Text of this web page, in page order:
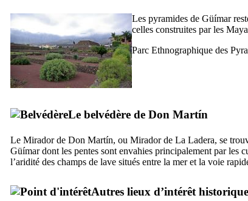
Les pyramides de Güímar
celles construites par les
Parc Ethnographique des
Le belvédère de Don Martín
Le Mirador de Don Martín, ou Mirador de La Ladera, se
Güímardont les pentes sont envahies principalement par les
l’aridité des champs de lave situés entre la mer et la voie
Autres lieux d’intérêt historique